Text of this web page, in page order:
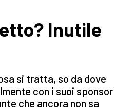
Inutile
si tratta, so da dove
con i suoi sponsor
che ancora non sa